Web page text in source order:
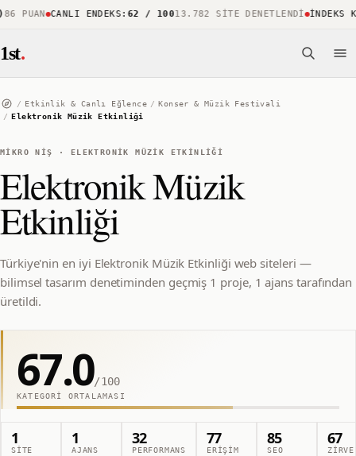
PUAN CANLI ENDEKS:62 / 10013.782 SITE DENETLENDI İNDEKS
1st.
/ Etkinlik & Canlı Eğlence / Konser & Müzik Festivali
/ Elektronik Müzik Etkinliği
MIKRO NIŞ · ELEKTRONIK MÜZIK ETKINLIĞI
Elektronik Müzik
Etkinliği
Türkiye'nin en iyi Elektronik Müzik Etkinliği web siteleri —
bilimsel tasarım denetiminden geçmiş 1 proje, 1 ajans tarafından
üretildi.
67.0/100
KATEGORI ORTALAMASI
1
SITE
1
AJANS
32
PERFORMANS
77
ERIŞIM
85
SEO
67
ZIRVE